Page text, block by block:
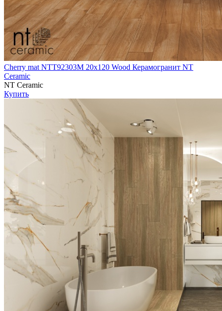
Cherry mat NTT92303M 20х120 Wood Керамогранит NT
Ceramic
NT Ceramic
Купить